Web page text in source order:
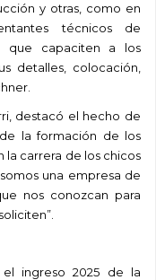
y otras, como en
técnicos de
que capaciten a los
detalles, colocación,
destacó el hecho de
la formación de los
la carrera de los chicos
una empresa de
nos conozcan para
el ingreso 2025 de la